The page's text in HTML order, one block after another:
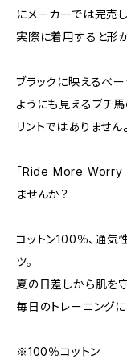
にメーカーでは完売し
実際に着用すると形
ブラックに映えるベ
ようにも見えるブチ
リントではありません
「Ride More Worry
ませんか？
コットン100％、通気
ツ。
夏の日差しから肌を
毎日のトレーニングに
※100％コットン